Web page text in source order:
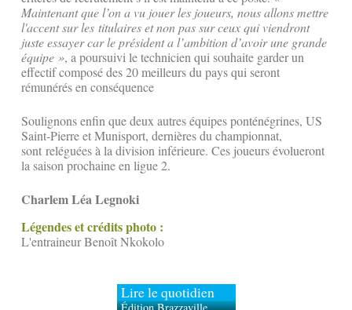
Maintenant que l’on a vu jouer les joueurs, nous allons mettre
l'accent sur les titulaires et non pas sur ceux qui viendront
juste essayer car le président a l’ambition d’avoir une grande
équipe », a poursuivi le technicien qui souhaite garder un
effectif composé des 20 meilleurs du pays qui seront
rémunérés en conséquence
Soulignons enfin que deux autres équipes ponténégrines, US
Saint-Pierre et Munisport, dernières du championnat,
sont reléguées à la division inférieure. Ces joueurs évolueront
la saison prochaine en ligue 2.
Charlem Léa Legnoki
Légendes et crédits photo :
L'entraineur Benoît Nkokolo
Lire le quotidien